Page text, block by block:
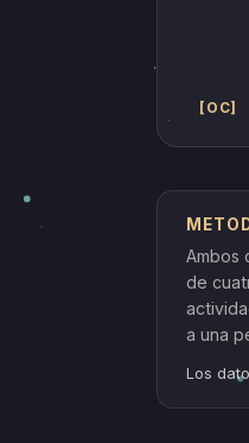
[OC]
Ambos
de
a una
Los